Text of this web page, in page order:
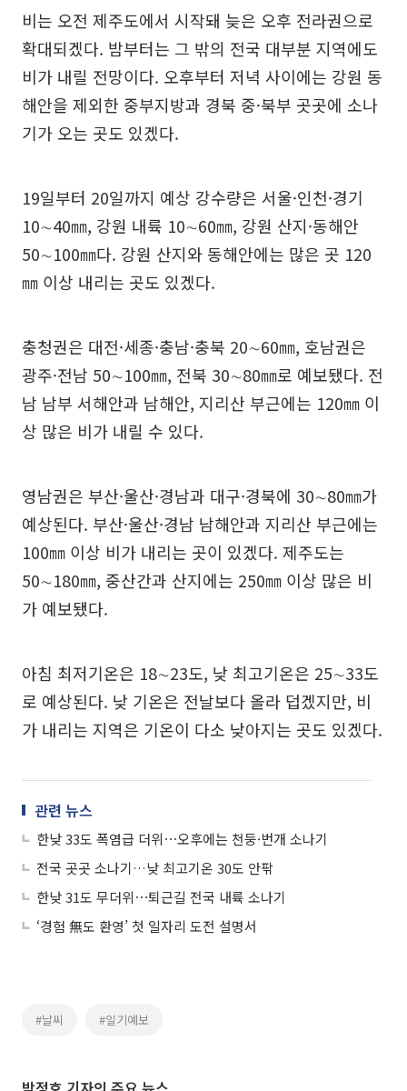
비는 오전 제주도에서 시작돼 늦은 오후 전라권으로
확대되겠다. 밤부터는 그 밖의 전국 대부분 지역에도
비가 내릴 전망이다. 오후부터 저녁 사이에는 강원 동
해안을 제외한 중부지방과 경북 중·북부 곳곳에 소나
기가 오는 곳도 있겠다.
19일부터 20일까지 예상 강수량은 서울·인천·경기
10∼40㎜, 강원 내륙 10∼60㎜, 강원 산지·동해안
50∼100㎜다. 강원 산지와 동해안에는 많은 곳 120
㎜ 이상 내리는 곳도 있겠다.
충청권은 대전·세종·충남·충북 20∼60㎜, 호남권은
광주·전남 50∼100㎜, 전북 30∼80㎜로 예보됐다. 전
남 남부 서해안과 남해안, 지리산 부근에는 120㎜ 이
상 많은 비가 내릴 수 있다.
영남권은 부산·울산·경남과 대구·경북에 30∼80㎜가
예상된다. 부산·울산·경남 남해안과 지리산 부근에는
100㎜ 이상 비가 내리는 곳이 있겠다. 제주도는
50∼180㎜, 중산간과 산지에는 250㎜ 이상 많은 비
가 예보됐다.
아침 최저기온은 18∼23도, 낮 최고기온은 25∼33도
로 예상된다. 낮 기온은 전날보다 올라 덥겠지만, 비
가 내리는 지역은 기온이 다소 낮아지는 곳도 있겠다.
관련 뉴스
한낮 33도 폭염급 더위⋯오후에는 천둥·번개 소나기
전국 곳곳 소나기…낮 최고기온 30도 안팎
한낮 31도 무더위⋯퇴근길 전국 내륙 소나기
‘경험 無도 환영’ 첫 일자리 도전 설명서
#날씨 #일기예보